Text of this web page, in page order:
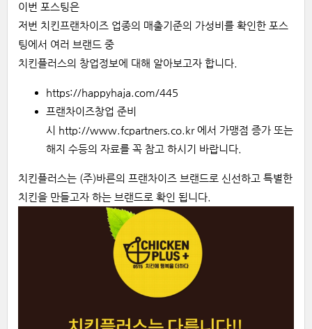
이번 포스팅은
저번 치킨프랜차이즈 업종의 매출기준의 가성비를 확인한 포스
팅에서 여러 브랜드 중
치킨플러스의 창업정보에 대해 알아보고자 합니다.
https://happyhaja.com/445
프랜차이즈창업 준비
시 http://www.fcpartners.co.kr에서 가맹점 증가 또는
해지 수등의 자료를 꼭 참고 하시기 바랍니다.
치킨플러스는 (주)바른의 프랜차이즈 브랜드로 신선하고 특별한
치킨을 만들고자 하는 브랜드로 확인 됩니다.